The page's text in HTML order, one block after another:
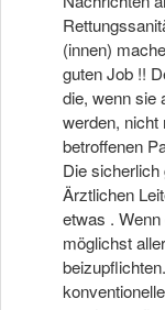
(innen)
guten Job !!
die, wenn sie
werden, nicht
betroffenen
Die
Ärztlichen
etwas .
möglichst